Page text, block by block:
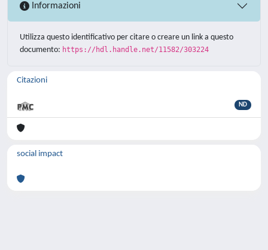
Informazioni
Utilizza questo identificativo per citare o creare un link a questo
documento: https://hdl.handle.net/11582/303224
Citazioni
ND
social impact